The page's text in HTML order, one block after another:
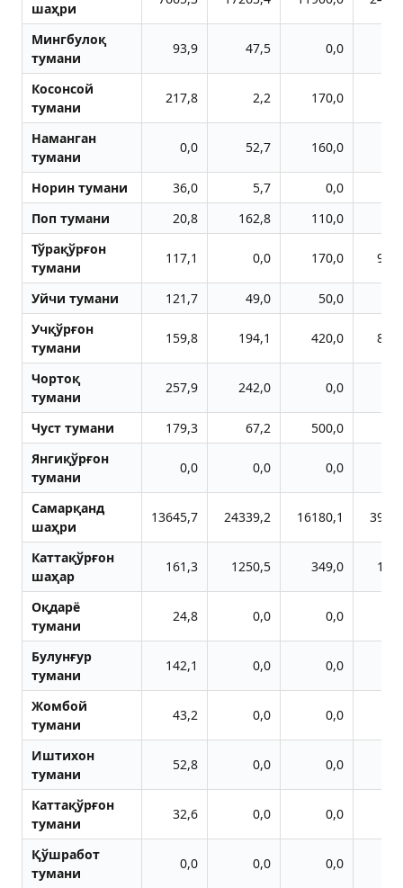
шаҳри
Мингбулоқ
тумани
93,9 47,5 0,0
Косонсой
тумани
217,8 2,2 170,0
Наманган
тумани
0,0 52,7 160,0
Норин тумани 36,0 5,7 0,0
Поп тумани
20,8 162,8 110,0
Тўрақўрғон
тумани
117,1 0,0 170,0
Уйчи тумани 121,7 49,0 50,0
Учқўрғон
тумани
159,8 194,1 420,0
Чортоқ
тумани
257,9 242,0 0,0
Чуст тумани 179,3 67,2 500,0
Янгиқўрғон
тумани
0,0 0,0 0,0
Самарқанд
шаҳри
13645,7 24339,2 16180,1
Каттақўрғон
шаҳар
161,3 1250,5 349,0
Оқдарё
тумани
24,8 0,0 0,0
Булунғур
тумани
142,1 0,0 0,0
Жомбой
тумани
43,2 0,0 0,0
Иштихон
тумани
52,8 0,0 0,0
Каттақўрғон
тумани
32,6 0,0 0,0
Қўшработ
тумани
0,0 0,0 0,0